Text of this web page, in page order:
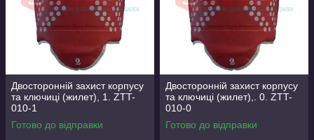
Двосторонній захист корпусу
та ключиці (жилет), 1. ZTT-
010-1
Готово до відправки
Двосторонній захист корпусу
та ключиці (жилет),. 0. ZTT-
010-0
Готово до відправки